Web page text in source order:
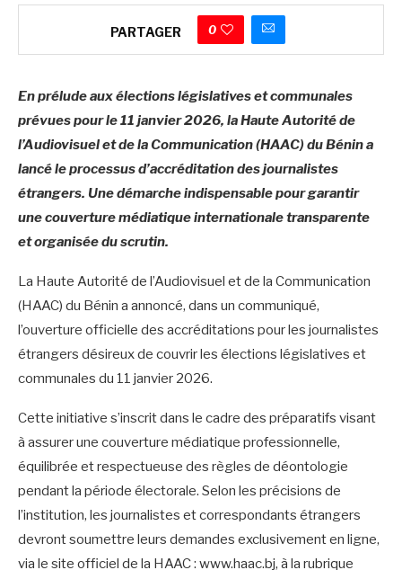
PARTAGER 0
En prélude aux élections législatives et communales
prévues pour le 11 janvier 2026, la Haute Autorité de
l’Audiovisuel et de la Communication (HAAC) du Bénin a
lancé le processus d’accréditation des journalistes
étrangers. Une démarche indispensable pour garantir
une couverture médiatique internationale transparente
et organisée du scrutin.
La Haute Autorité de l’Audiovisuel et de la Communication
(HAAC) du Bénin a annoncé, dans un communiqué,
l’ouverture officielle des accréditations pour les journalistes
étrangers désireux de couvrir les élections législatives et
communales du 11 janvier 2026.
Cette initiative s’inscrit dans le cadre des préparatifs visant
à assurer une couverture médiatique professionnelle,
équilibrée et respectueuse des règles de déontologie
pendant la période électorale. Selon les précisions de
l’institution, les journalistes et correspondants étrangers
devront soumettre leurs demandes exclusivement en ligne,
via le site officiel de la HAAC : www.haac.bj, à la rubrique